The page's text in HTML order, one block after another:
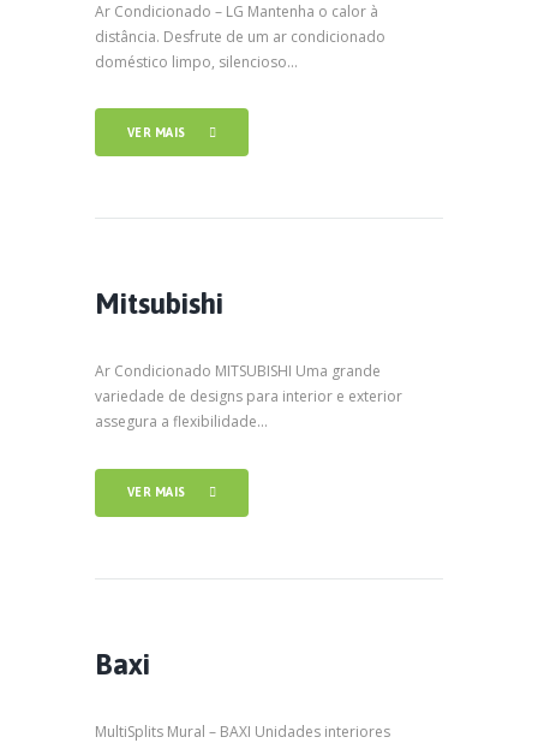
Ar Condicionado – LG Mantenha o calor à
distância. Desfrute de um ar condicionado
doméstico limpo, silencioso...
VER MAIS
Mitsubishi
Ar Condicionado MITSUBISHI Uma grande
variedade de designs para interior e exterior
assegura a flexibilidade...
VER MAIS
Baxi
MultiSplits Mural – BAXI Unidades interiores